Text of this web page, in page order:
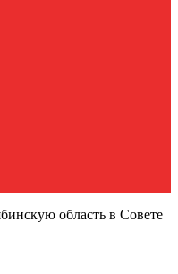
область в Совете